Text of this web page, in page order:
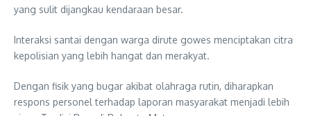
yang sulit dijangkau kendaraan besar.
Interaksi santai dengan warga dirute gowes menciptakan citra
kepolisian yang lebih hangat dan merakyat.
Dengan fisik yang bugar akibat olahraga rutin, diharapkan
respons personel terhadap laporan masyarakat menjadi lebih